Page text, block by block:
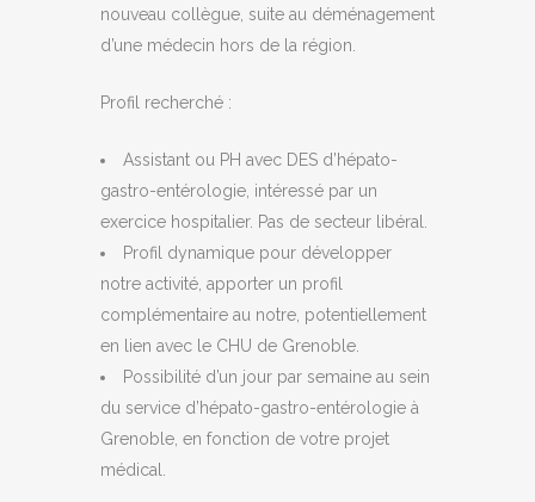
nouveau collègue, suite au déménagement
d’une médecin hors de la région.
Profil recherché :
Assistant ou PH avec DES d’hépato-
gastro-entérologie, intéressé par un
exercice hospitalier. Pas de secteur libéral.
Profil dynamique pour développer
notre activité, apporter un profil
complémentaire au notre, potentiellement
en lien avec le CHU de Grenoble.
Possibilité d’un jour par semaine au sein
du service d’hépato-gastro-entérologie à
Grenoble, en fonction de votre projet
médical.